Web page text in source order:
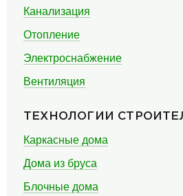
Канализация
Отопление
Электроснабжение
Вентиляция
ТЕХНОЛОГИИ
Каркасные дома
Дома из бруса
Блочные дома